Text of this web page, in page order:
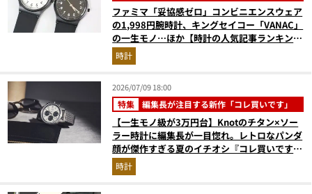
ファミマ「妥協感ゼロ」コンビニエンスウェア
の1,998円腕時計、キングセイコー「VANAC」
の一生モノ…ほか【時計の人気記事ランキング
ベスト3】（2026年6月版）
時計
2026/07/09 18:00
特集 編集長が注目する新作「コレ買いです」
【一生モノ級が3万円台】Knotのチタン×ソー
ラー時計に編集長が一目惚れ。レトロなパンダ
顔が傑作すぎる夏のイチオシ『コレ買いです』
Vol.169
時計